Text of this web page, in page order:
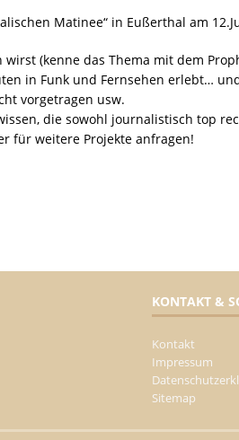
Matinee“ in Eußerthal am
(kenne das Thema mit dem
in Funk und Fernsehen erlebt…
vorgetragen usw.
die sowohl journalistisch top
für weitere Projekte anfragen!
KONTAKT &
Kontakt
Impressum
Sitemap